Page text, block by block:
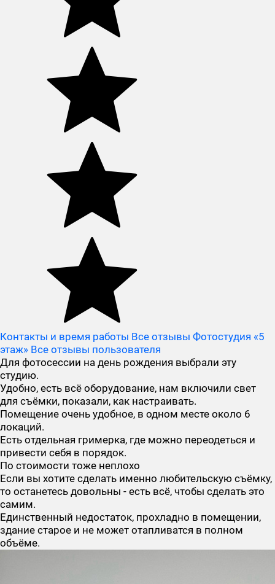
Контакты и время работы Все отзывы Фотостудия «5
этаж» Все отзывы пользователя
Для фотосессии на день рождения выбрали эту
студию.
Удобно, есть всё оборудование, нам включили свет
для съёмки, показали, как настраивать.
Помещение очень удобное, в одном месте около 6
локаций.
Есть отдельная гримерка, где можно переодеться и
привести себя в порядок.
По стоимости тоже неплохо
Если вы хотите сделать именно любительскую съёмку,
то останетесь довольны - есть всё, чтобы сделать это
самим.
Единственный недостаток, прохладно в помещении,
здание старое и не может отапливатся в полном
объёме.